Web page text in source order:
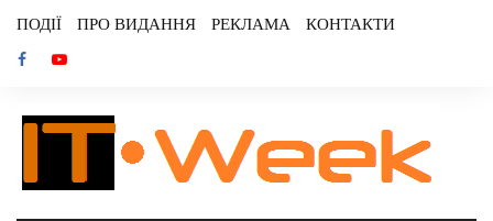
content
ПОДІЇ ПРО ВИДАННЯ РЕКЛАМА КОНТАКТИ